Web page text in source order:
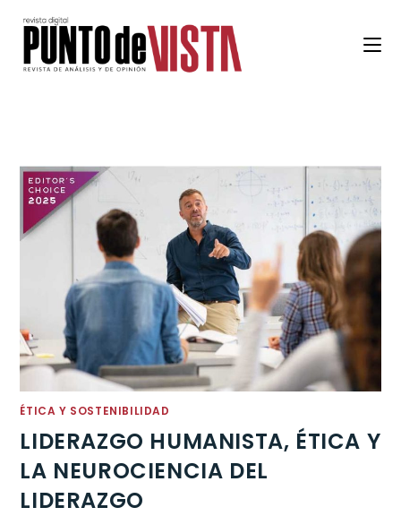
ÉTICA Y SOSTENIBILIDAD
LIDERAZGO HUMANISTA, ÉTICA Y
LA NEUROCIENCIA DEL
LIDERAZGO